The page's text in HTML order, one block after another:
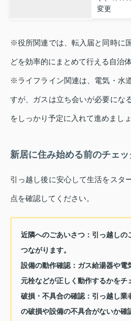
変更
※役所関連では、転入届と同時に
どを効率的にまとめて行える自治
※ライフライン関連は、電気・水
すが、ガスは立ち会いが必要にな
をしっかり予定に入れて進めましょ
新居に住み始める前のチェッ
引っ越し後に安心して生活をスタ
点を確認してください。
近隣へのごあいさつ：引っ越しの
つながります。
設備の動作確認：ガス給湯器や電
元栓などが正しく動作するかをチ
破損・不具合の確認：引っ越し業
の破損や設備の不具合がないか確